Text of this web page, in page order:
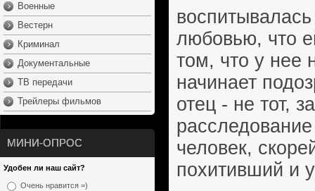
Военные
Вестерн
Криминал
Документальные
ТВ передачи
Трейлеры фильмов
МИНИ-ОПРОС
Удобен ли наш сайт?
Очень нравится =)
любовью, что
том, что у нее
начинает
отец - не тот,
человек,
похитивший и